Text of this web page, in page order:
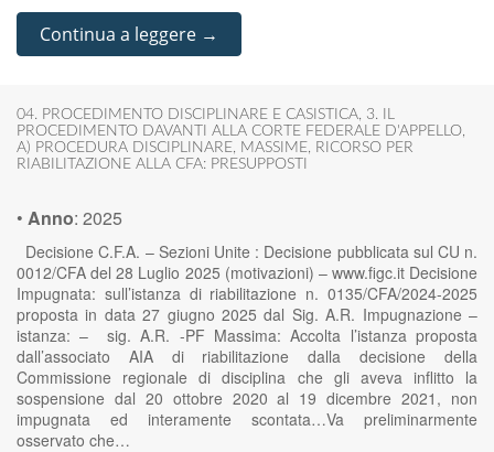
Continua a leggere →
04. PROCEDIMENTO DISCIPLINARE E CASISTICA, 3. IL
PROCEDIMENTO DAVANTI ALLA CORTE FEDERALE D'APPELLO,
A) PROCEDURA DISCIPLINARE, MASSIME, RICORSO PER
RIABILITAZIONE ALLA CFA: PRESUPPOSTI
• Anno: 2025
Decisione C.F.A. – Sezioni Unite : Decisione pubblicata sul CU n.
0012/CFA del 28 Luglio 2025 (motivazioni) – www.figc.it Decisione
Impugnata: sull’istanza di riabilitazione n. 0135/CFA/2024-2025
proposta in data 27 giugno 2025 dal Sig. A.R. Impugnazione –
istanza: – sig. A.R. -PF Massima: Accolta l’istanza proposta
dall’associato AIA di riabilitazione dalla decisione della
Commissione regionale di disciplina che gli aveva inflitto la
sospensione dal 20 ottobre 2020 al 19 dicembre 2021, non
impugnata ed interamente scontata…Va preliminarmente
osservato che…